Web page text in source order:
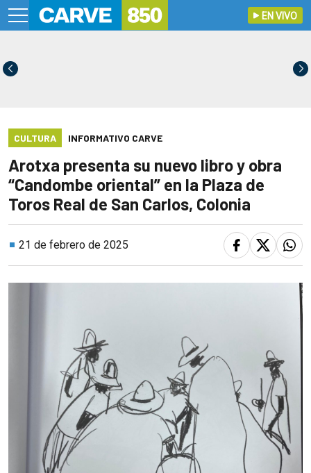
EN VIVO
CULTURA INFORMATIVO CARVE
Arotxa presenta su nuevo libro y obra
“Candombe oriental” en la Plaza de
Toros Real de San Carlos, Colonia
21 de febrero de 2025